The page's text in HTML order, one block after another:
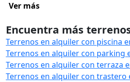
Ver más
Encuentra más
Terrenos en alquiler con piscina
Terrenos en alquiler con parking
Terrenos en alquiler con terraza
Terrenos en alquiler con trastero